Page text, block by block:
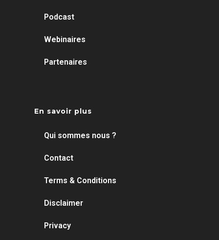
Podcast
Webinaires
Partenaires
En savoir plus
Qui sommes nous ?
Contact
Terms & Conditions
Disclaimer
Privacy